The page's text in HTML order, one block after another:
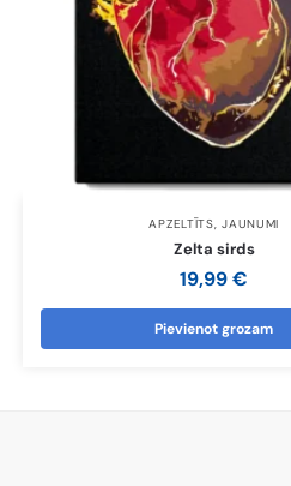
APZELTĪTS,JAUNUMI
Zelta sirds
19,99€
Pievienot grozam